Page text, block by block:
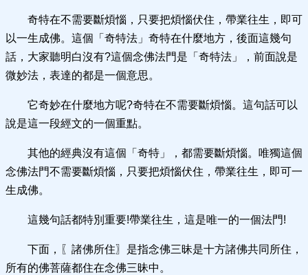
奇特在不需要斷煩惱，只要把煩惱伏住，帶業往生，即可
以一生成佛。這個「奇特法」奇特在什麼地方，後面這幾句
話，大家聽明白沒有?這個念佛法門是「奇特法」，前面說是
微妙法，表達的都是一個意思。
它奇妙在什麼地方呢?奇特在不需要斷煩惱。這句話可以
說是這一段經文的一個重點。
其他的經典沒有這個「奇特」，都需要斷煩惱。唯獨這個
念佛法門不需要斷煩惱，只要把煩惱伏住，帶業往生，即可一
生成佛。
這幾句話都特別重要!帶業往生，這是唯一的一個法門!
下面，〖諸佛所住〗是指念佛三昧是十方諸佛共同所住，
所有的佛菩薩都住在念佛三昧中。